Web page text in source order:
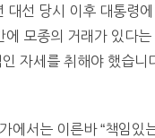
선 당시 이후 대통령
모종의 거래가 있다
자세를 취해야 했습
에서는 이른바 “책임